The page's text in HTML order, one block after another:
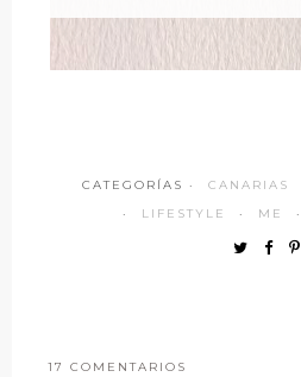
CATEGORÍAS · CANARIAS
·
LIFESTYLE · ME ·
17 COMENTARIOS